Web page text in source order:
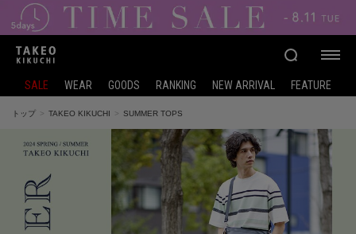
SALE WEAR GOODS RANKING NEW ARRIVAL FEATURE
トップ TAKEO KIKUCHI SUMMER TOPS